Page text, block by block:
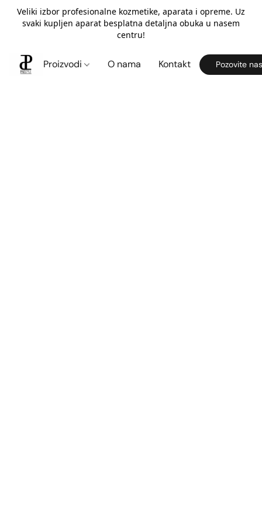
Veliki izbor profesionalne kozmetike, aparata i opreme. Uz
svaki kupljen aparat besplatna detaljna obuka u nasem
centru!
Proizvodi O nama Kontakt Pozovite